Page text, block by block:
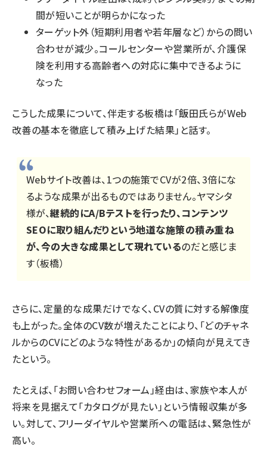
間が短いことが明らかになった
ターゲット外（短期利用者や若年層など）からの問い
合わせが減少。コールセンターや営業所が、介護保
険を利用する高齢者への対応に集中できるように
なった
こうした成果について、伴走する板橋は「飯田氏らがWeb
改善の基本を徹底して積み上げた結果」と話す。
Webサイト改善は、1つの施策でCVが2倍、3倍にな
るような成果が出るものではありません。ヤマシタ
様が、継続的にA/Bテストを行ったり、コンテンツ
SEOに取り組んだりという地道な施策の積み重ね
が、今の大きな成果として現れているのだと感じま
す（板橋）
さらに、定量的な成果だけでなく、CVの質に対する解像度
も上がった。全体のCV数が増えたことにより、「どのチャネ
ルからのCVにどのような特性があるか」の傾向が見えてき
たという。
たとえば、「お問い合わせフォーム」経由は、家族や本人が
将来を見据えて「カタログが見たい」という情報収集が多
い。対して、フリーダイヤルや営業所への電話は、緊急性が
高い。